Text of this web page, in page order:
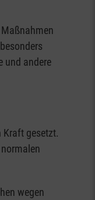
und andere
Kraft gesetzt.
wegen